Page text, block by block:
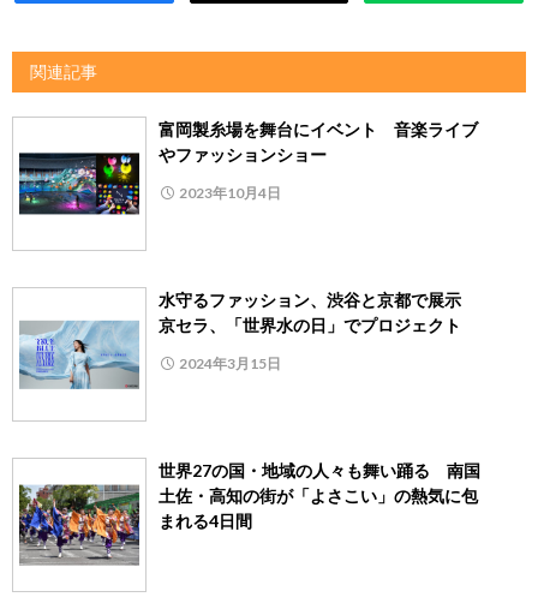
関連記事
富岡製糸場を舞台にイベント 音楽ライブ
やファッションショー
2023年10月4日
水守るファッション、渋谷と京都で展示
京セラ、「世界水の日」でプロジェクト
2024年3月15日
世界27の国・地域の人々も舞い踊る 南国
土佐・高知の街が「よさこい」の熱気に包
まれる4日間